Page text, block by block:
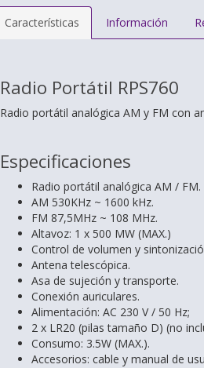
Características Información
Radio Portátil RPS760
Radio portátil analógica AM y FM con
Especificaciones
Radio portátil analógica AM / FM.
AM 530KHz ~ 1600 kHz.
FM 87,5MHz ~ 108 MHz.
Altavoz: 1 x 500 MW (MAX.)
Control de volumen y
Antena telescópica.
Asa de sujeción y transporte.
Conexión auriculares.
Alimentación: AC 230 V / 50 Hz;
2 x LR20 (pilas tamaño D) (no
Consumo: 3.5W (MAX.).
Accesorios: cable y manual de